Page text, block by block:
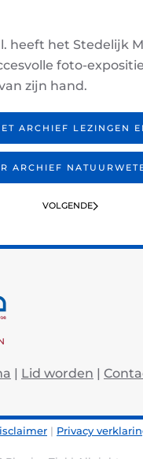
heeft het Stedelijk
foto-
zijn hand.
ARCHIEF LEZINGEN
ARCHIEF
VOLGENDE
| Lid worden |
| Privacy